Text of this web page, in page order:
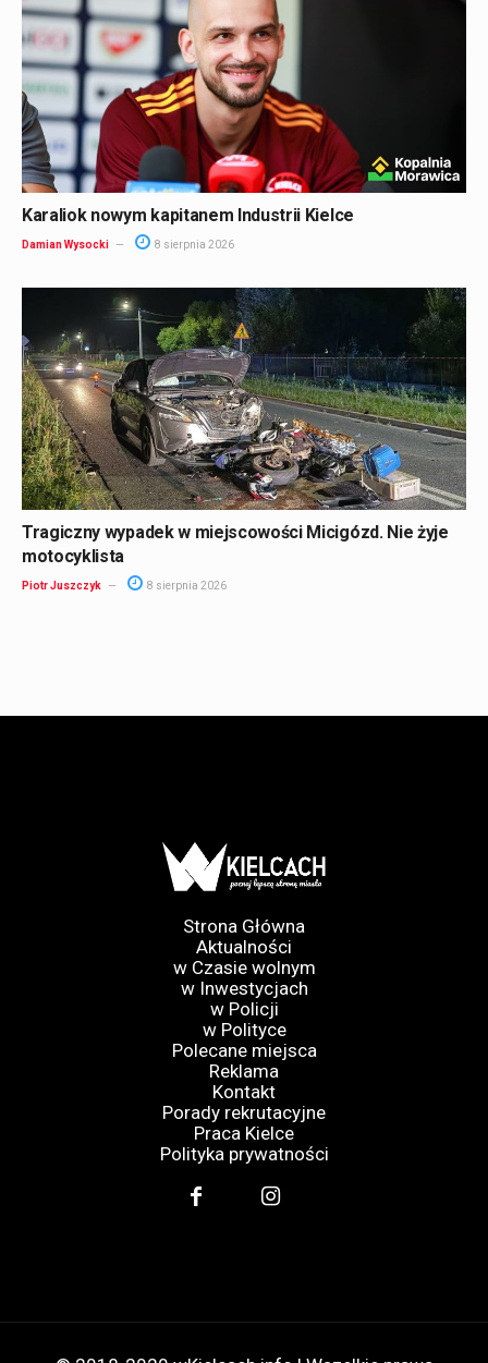
Karaliok nowym kapitanem Industrii Kielce
Damian Wysocki 8 sierpnia 2026
Tragiczny wypadek w miejscowości Micigózd. Nie żyje
motocyklista
Piotr Juszczyk 8 sierpnia 2026
Strona Główna
Aktualności
w Czasie wolnym
w Inwestycjach
w Policji
w Polityce
Polecane miejsca
Reklama
Kontakt
Porady rekrutacyjne
Praca Kielce
Polityka prywatności